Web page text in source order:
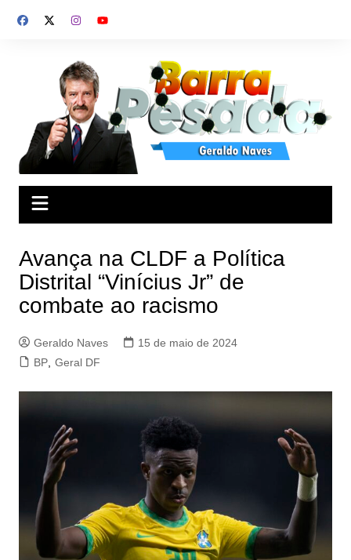
para
Avança na CLDF a Política
Distrital “Vinícius Jr” de
combate ao racismo
Geraldo Naves
15 de maio de 2024
BP, Geral DF